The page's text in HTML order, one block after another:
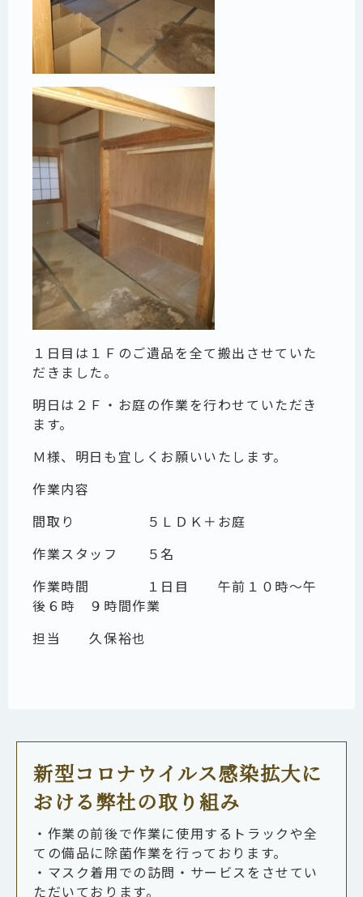
１日目は１Ｆのご遺品を全て搬出させていた
だきました。
明日は２Ｆ・お庭の作業を行わせていただき
ます。
Ｍ様、明日も宜しくお願いいたします。
作業内容
間取り ５ＬＤＫ＋お庭
作業スタッフ ５名
作業時間 １日目 午前１０時～午
後６時 ９時間作業
担当 久保裕也
新型コロナウイルス感染拡大に
おける弊社の取り組み
・作業の前後で作業に使用するトラックや全
ての備品に除菌作業を行っております。
・マスク着用での訪問・サービスをさせてい
ただいております。